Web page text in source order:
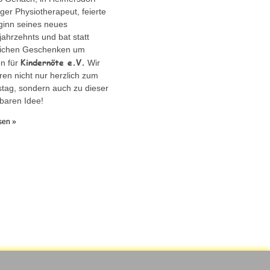
Physiotherapeut, feierte
seines neues
und bat statt
Geschenken um
für Kindernöte e.V. Wir
nicht nur herzlich zum
sondern auch zu dieser
Idee!
»